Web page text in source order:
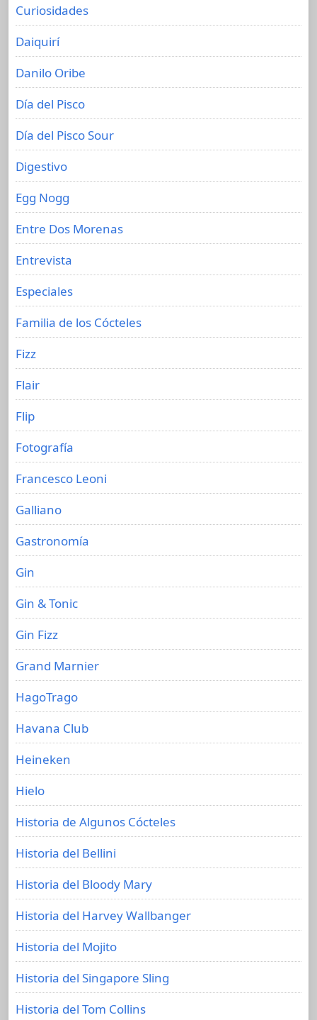
Curiosidades
Daiquirí
Danilo Oribe
Día del Pisco
Día del Pisco Sour
Digestivo
Egg Nogg
Entre Dos Morenas
Entrevista
Especiales
Familia de los Cócteles
Fizz
Flair
Flip
Fotografía
Francesco Leoni
Galliano
Gastronomía
Gin
Gin & Tonic
Gin Fizz
Grand Marnier
HagoTrago
Havana Club
Heineken
Hielo
Historia de Algunos Cócteles
Historia del Bellini
Historia del Bloody Mary
Historia del Harvey Wallbanger
Historia del Mojito
Historia del Singapore Sling
Historia del Tom Collins